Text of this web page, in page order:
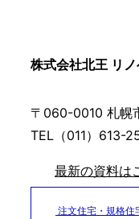
株式会社北王 リ
〒060-0010 札幌
TEL（011）613-
最新の資料は
注文住宅・規格住